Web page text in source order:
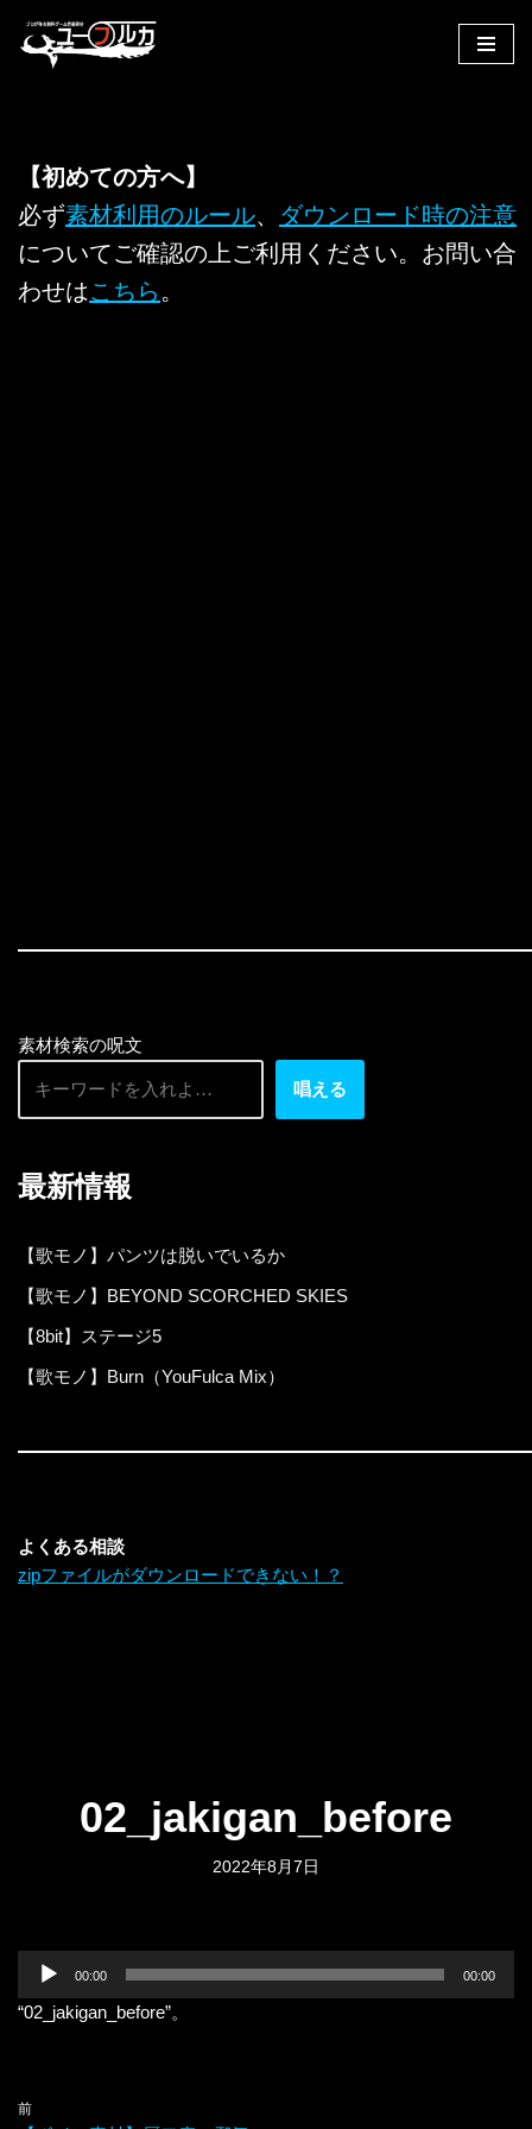
へ
キ
ッ
【初めての方へ】
必ず素材利用のルール、 ダウンロード時の注意
についてご確認の上ご利用ください。お問い合
わせはこちら 。
素材検索の呪文
唱える
最新情報
【歌モノ】パンツは脱いでいるか
【歌モノ】BEYOND SCORCHED SKIES
【8bit】ステージ5
【歌モノ】Burn（YouFulca Mix）
よくある相談
zipファイルがダウンロードできない！？
02_jakigan_before
2022年8月7日
プ
ヤ
00:00 00:00
“02_jakigan_before”。
前